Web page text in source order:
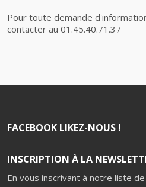
Pour toute demande
contacter au 01.45.40.71.37
FACEBOOK LIKEZ-NOUS !
INSCRIPTION À LA
En vous inscrivant à notre liste